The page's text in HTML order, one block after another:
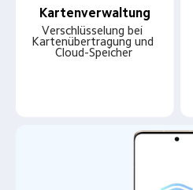
Kartenverwaltung
Verschlüsselung bei
Kartenübertragung und
Cloud-Speicher